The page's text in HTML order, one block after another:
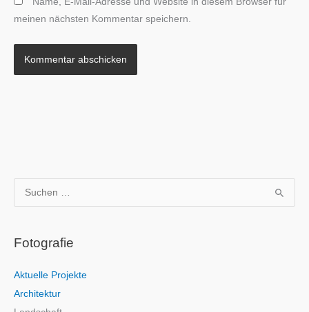
meinen nächsten Kommentar speichern.
u
h
n
n
Fotografie
Aktuelle Projekte
Architektur